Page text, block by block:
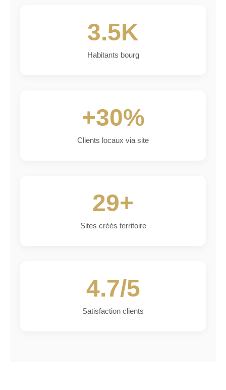
3.5K
Habitants bourg
+30%
Clients locaux via site
29+
Sites créés territoire
4.7/5
Satisfaction clients